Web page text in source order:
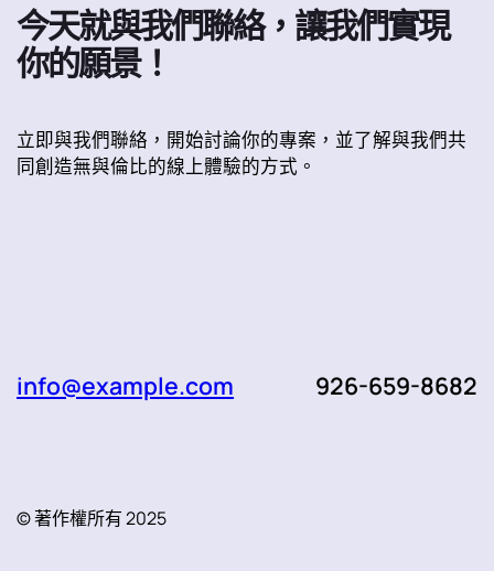
今天就與我們聯絡，讓我們實現
你的願景！
立即與我們聯絡，開始討論你的專案，並了解與我們共
同創造無與倫比的線上體驗的方式。
info@example.com 926-659-8682
© 著作權所有 2025